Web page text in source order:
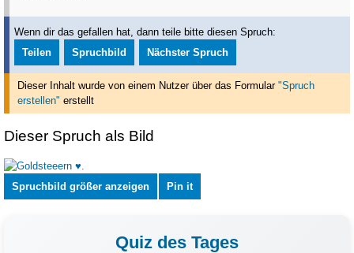
Wenn dir das gefallen hat, dann teile bitte diesen Spruch:
Teilen
Spruchbild Nächster Spruch
Dieser Inhalt wurde von einem Nutzer über das Formular "Spruch
erstellen" erstellt
Dieser Spruch als Bild
Spruchbild größer anzeigen Pin it
Quiz des Tages